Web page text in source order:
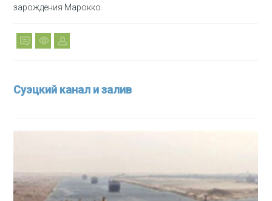
зарождения Марокко.
Суэцкий канал и залив